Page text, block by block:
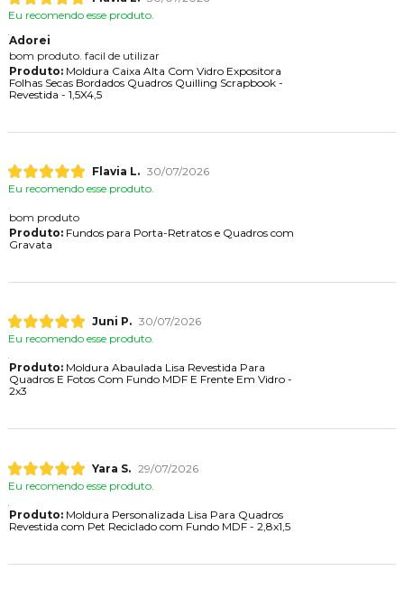
Eu recomendo esse produto.
Adorei
bom produto. facil de utilizar
Produto:Moldura Caixa Alta Com Vidro Expositora
Folhas Secas Bordados Quadros Quilling Scrapbook -
Revestida - 1,5X4,5
Flavia L. 30/07/2026
Eu recomendo esse produto.
bom produto
Produto:Fundos para Porta-Retratos e Quadros com
Gravata
Juni P. 30/07/2026
Eu recomendo esse produto.
Produto:Moldura Abaulada Lisa Revestida Para
Quadros E Fotos Com Fundo MDF E Frente Em Vidro -
2x3
Yara S. 29/07/2026
Eu recomendo esse produto.
Produto:Moldura Personalizada Lisa Para Quadros
Revestida com Pet Reciclado com Fundo MDF - 2,8x1,5